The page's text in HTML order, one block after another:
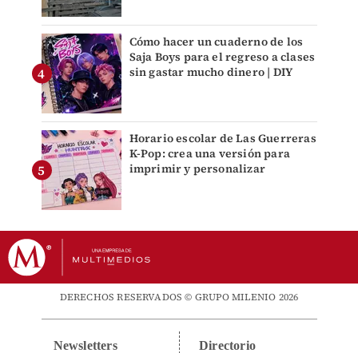
Cómo hacer un cuaderno de los
Saja Boys para el regreso a clases
sin gastar mucho dinero | DIY
Horario escolar de Las Guerreras
K-Pop: crea una versión para
imprimir y personalizar
DERECHOS RESERVADOS © GRUPO MILENIO 2026
Newsletters Directorio